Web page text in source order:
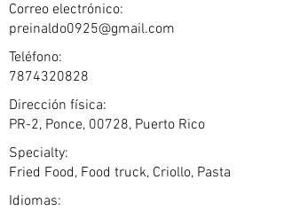
Correo electrónico:
preinaldo0925@gmail.com
Teléfono:
7874320828
Dirección física:
PR-2, Ponce, 00728, Puerto Rico
Specialty:
Fried Food, Food truck, Criollo, Pasta
Idiomas: